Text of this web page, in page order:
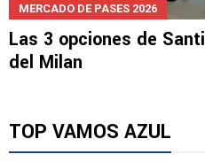
MERCADO DE PASES 2026
Las 3 opciones de
del Milan
TOP VAMOS AZUL